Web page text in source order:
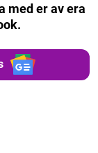
med er av era